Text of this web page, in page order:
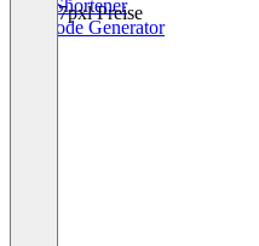
7pxl Preise
URL Shortener
QR Code Generator